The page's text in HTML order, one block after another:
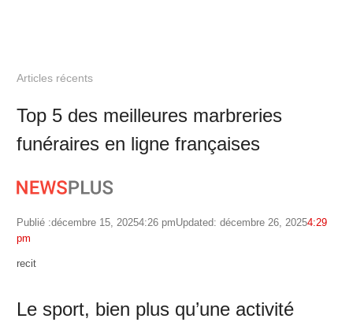
Articles récents
Top 5 des meilleures marbreries
funéraires en ligne françaises
Publié :décembre 15, 20254:26 pmUpdated: décembre 26, 20254:29
pm
Author
recit
Le sport, bien plus qu’une activité